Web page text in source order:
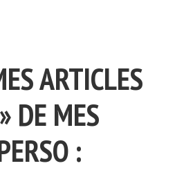
ARTICLES
DE MES
: